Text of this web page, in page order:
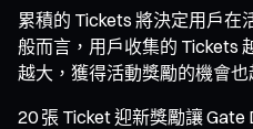
累積的 Tickets 將決定用戶在
般而言，用戶收集的 Tickets
越大，獲得活動獎勵的機會也
20 張 Ticket 迎新獎勵讓